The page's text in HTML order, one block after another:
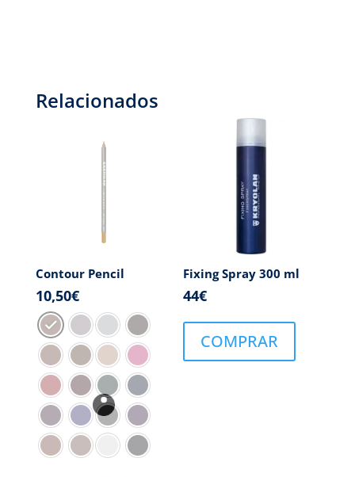
Relacionados
Contour Pencil
10,50€
Fixing Spray 300 ml
44€
COMPRAR